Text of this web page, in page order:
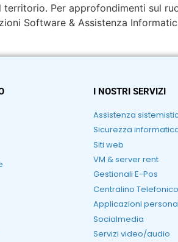
Per approfondimenti sul
Software & Assistenza
I NOSTRI SERVIZI
Assistenza
Sicurezza
Siti web
VM & server rent
Gestionali E-Pos
Centralino
Applicazioni
Socialmedia
Servizi video/audio